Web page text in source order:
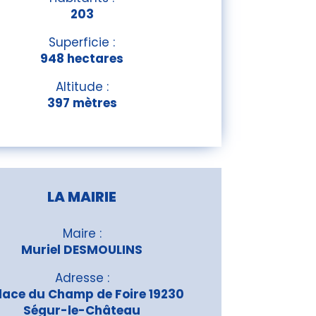
203
Superficie :
948 hectares
Altitude :
397 mètres
LA MAIRIE
Maire :
Muriel DESMOULINS
Adresse :
du Champ de Foire 19230
Ségur-le-Château